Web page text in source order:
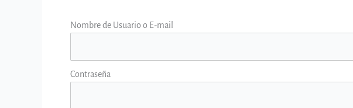
Nombre de Usuario o E-mail
Contraseña